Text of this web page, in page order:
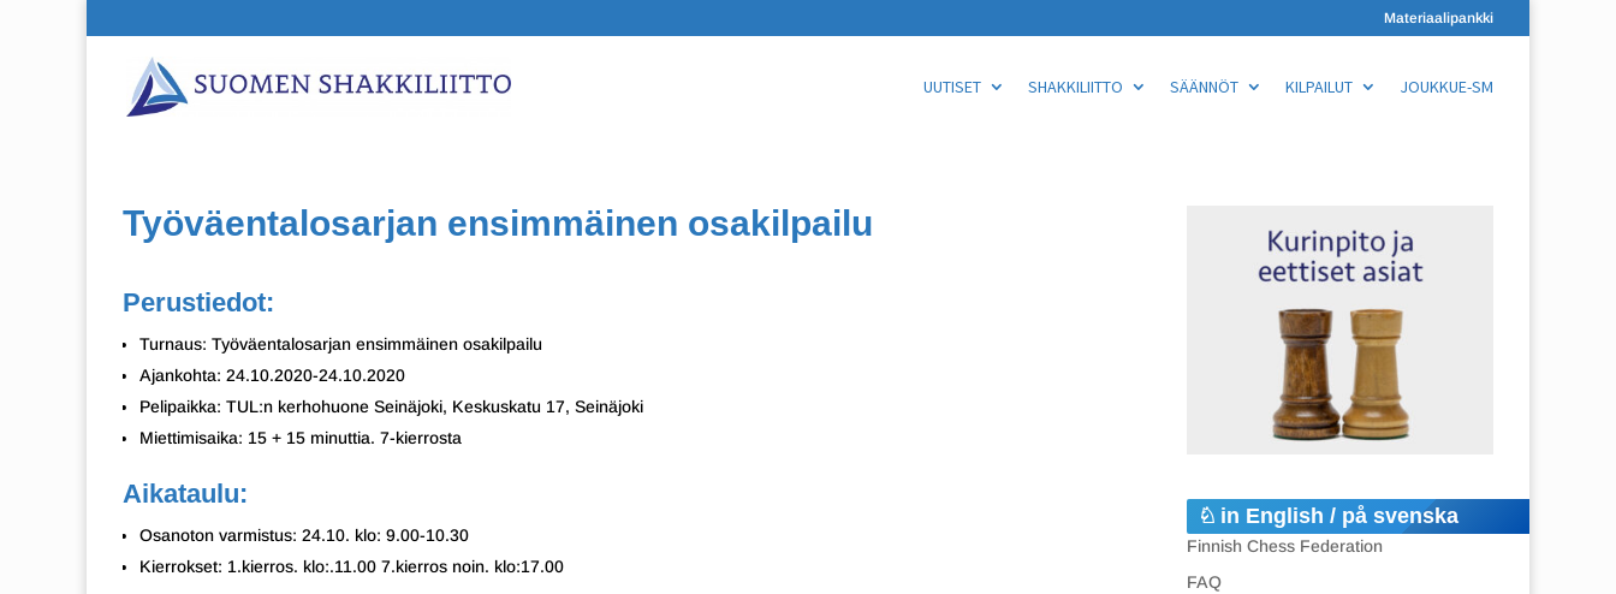
Materiaalipankki
UUTISET SHAKKILIITTO SÄÄNNÖT KILPAILUT JOUKKUE-SM
Työväentalosarjan ensimmäinen osakilpailu
Perustiedot:
Turnaus: Työväentalosarjan ensimmäinen osakilpailu
Ajankohta: 24.10.2020-24.10.2020
Pelipaikka: TUL:n kerhohuone Seinäjoki, Keskuskatu 17, Seinäjoki
Miettimisaika: 15 + 15 minuttia. 7-kierrosta
Aikataulu:
Osanoton varmistus: 24.10. klo: 9.00-10.30
Kierrokset: 1.kierros. klo:.11.00 7.kierros noin. klo:17.00
in English / på svenska
Finnish Chess Federation
FAQ